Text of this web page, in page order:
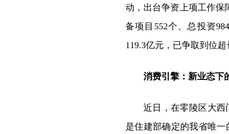
动，出台争资上项工作保
备项目552个、总投资
119.3亿元，已争取到位
消费引擎：新业态下
近日，在零陵区大
是住建部确定的我省唯